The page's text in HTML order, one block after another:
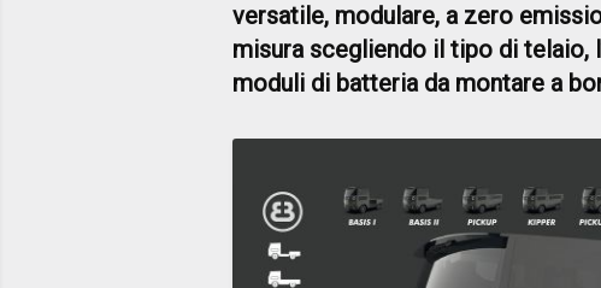
versatile, modulare, a zero
misura scegliendo il tipo di telaio,
moduli di batteria da montare a